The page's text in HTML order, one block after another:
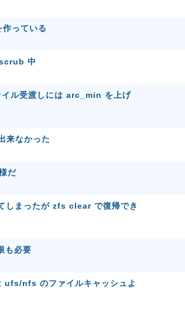
っている
中
ル受渡しには arc_min を上げ
来なかった
だ
しまったが zfs clear で復帰でき
も必要
ufs/nfs のファイルキャッシュよ